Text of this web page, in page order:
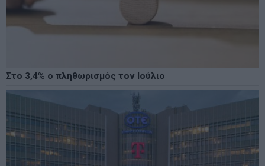
Στο 3,4% ο πληθωρισμός τον Ιούλιο